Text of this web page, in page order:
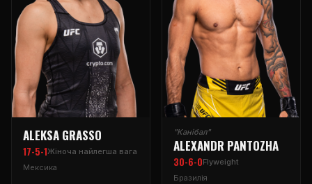
ALEKSA GRASSO
17-5-1Жіноча найлегша вага
Мексика
"Канібал"
ALEXANDR PANTOZHA
30-6-0Flyweight
Бразилія